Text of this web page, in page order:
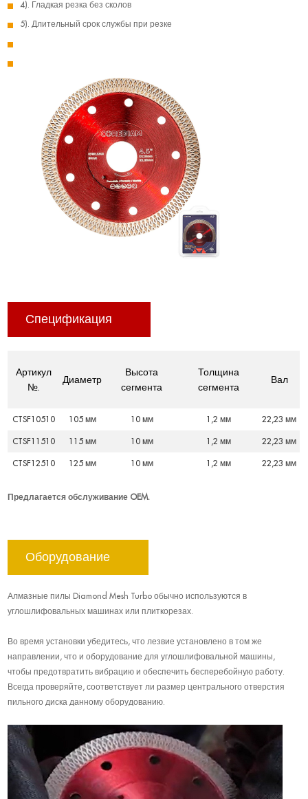
4). Гладкая резка без сколов
5). Длительный срок службы при резке
Спецификация
Артикул
№.
Диаметр
Высота
сегмента
Толщина
сегмента
Вал
CTSF10510 105 мм 10 мм 1,2 мм 22,23 мм
CTSF11510 115 мм 10 мм 1,2 мм 22,23 мм
CTSF12510 125 мм 10 мм 1,2 мм 22,23 мм
Предлагается обслуживание OEM.
Оборудование
Алмазные пилы Diamond Mesh Turbo обычно используются в
углошлифовальных машинах или плиткорезах.
Во время установки убедитесь, что лезвие установлено в том же
направлении, что и оборудование для углошлифовальной машины,
чтобы предотвратить вибрацию и обеспечить бесперебойную работу.
Всегда проверяйте, соответствует ли размер центрального отверстия
пильного диска данному оборудованию.